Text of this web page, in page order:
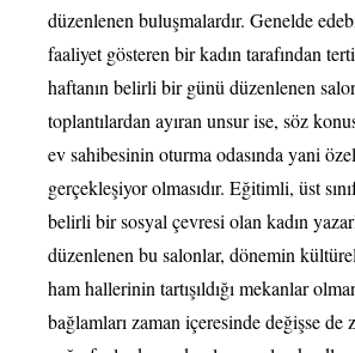
düzenlenen buluşmalardır. Genelde
faaliyet gösteren bir kadın tarafından
haftanın belirli bir günü düzenlenen
toplantılardan ayıran unsur ise, söz
ev sahibesinin oturma odasında yani
gerçekleşiyor olmasıdır. Eğitimli, üst
belirli bir sosyal çevresi olan kadın
düzenlenen bu salonlar, dönemin
ham hallerinin tartışıldığı mekanlar
bağlamları zaman içeresinde değişse de